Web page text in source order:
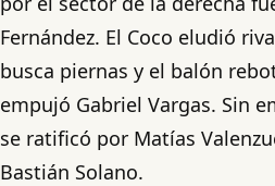
Fernández. El Coco eludió
busca piernas y el balón
empujó Gabriel Vargas. Sin
se ratificó por Matías
Bastián Solano.